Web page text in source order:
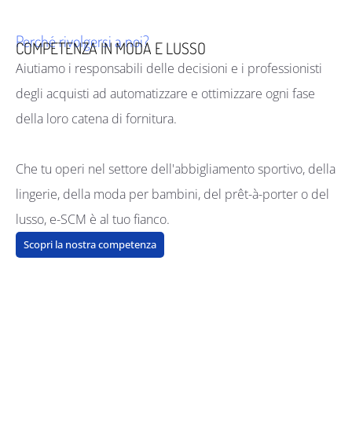
Perché rivolgersi a noi?
COMPETENZA IN MODA E LUSSO
Aiutiamo i responsabili delle decisioni e i professionisti
degli acquisti ad automatizzare e ottimizzare ogni fase
della loro catena di fornitura.
Che tu operi nel settore dell'abbigliamento sportivo, della
lingerie, della moda per bambini, del prêt-à-porter o del
lusso, e-SCM è al tuo fianco.
Scopri la nostra competenza